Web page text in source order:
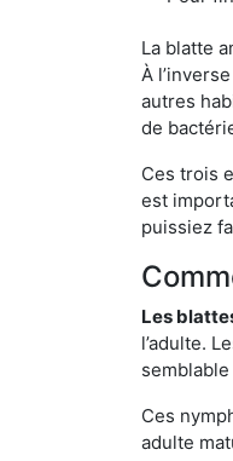
La blatte
À
autres
de
Ces trois
est
puissiez
Les
l’adulte.
Ces
adulte